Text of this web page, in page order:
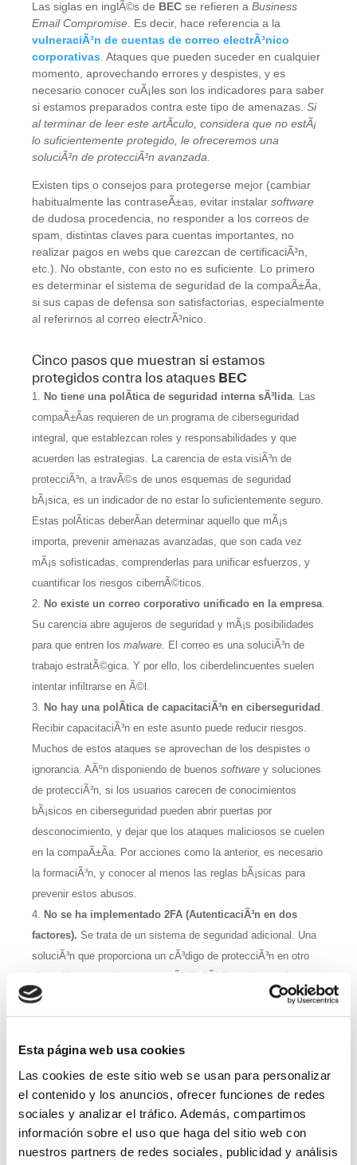
Esta página web usa cookies
Las cookies de este sitio web se usan para personalizar
el contenido y los anuncios, ofrecer funciones de redes
sociales y analizar el tráfico. Además, compartimos
información sobre el uso que haga del sitio web con
nuestros partners de redes sociales, publicidad y análisis
Las siglas en inglÃ©s de BEC se refieren a Business
Email Compromise . Es decir, hace referencia a la
vulneraciÃ³n de cuentas de correo electrÃ³nico
corporativas . Ataques que pueden suceder en cualquier
momento, aprovechando errores y despistes, y es
necesario conocer cuÃ¡les son los indicadores para saber
si estamos preparados contra este tipo de amenazas. Si
al terminar de leer este artÃ­culo, considera que no estÃ¡
lo suficientemente protegido, le ofreceremos una
soluciÃ³n de protecciÃ³n avanzada.
Existen tips o consejos para protegerse mejor (cambiar
habitualmente las contraseÃ±as, evitar instalar software
de dudosa procedencia, no responder a los correos de
spam, distintas claves para cuentas importantes, no
realizar pagos en webs que carezcan de certificaciÃ³n,
etc.). No obstante, con esto no es suficiente. Lo primero
es determinar el sistema de seguridad de la compaÃ±Ã­a,
si sus capas de defensa son satisfactorias, especialmente
al referirnos al correo electrÃ³nico.
Cinco pasos que muestran si estamos
protegidos contra los ataques BEC
No tiene una polÃ­tica de seguridad interna sÃ³lida . Las
compaÃ±Ã­as requieren de un programa de ciberseguridad
integral, que establezcan roles y responsabilidades y que
acuerden las estrategias. La carencia de esta visiÃ³n de
protecciÃ³n, a travÃ©s de unos esquemas de seguridad
bÃ¡sica, es un indicador de no estar lo suficientemente seguro.
Estas polÃ­ticas deberÃ­an determinar aquello que mÃ¡s
importa, prevenir amenazas avanzadas, que son cada vez
mÃ¡s sofisticadas, comprenderlas para unificar esfuerzos, y
cuantificar los riesgos cibernÃ©ticos.
No existe un correo corporativo unificado en la empresa
Su carencia abre agujeros de seguridad y mÃ¡s posibilidades
para que entren los malware . El correo es una soluciÃ³n de
trabajo estratÃ©gica. Y por ello, los ciberdelincuentes suelen
intentar infiltrarse en Ã©l.
No hay una polÃ­tica de capacitaciÃ³n en ciberseguridad
Recibir capacitaciÃ³n en este asunto puede reducir riesgos.
Muchos de estos ataques se aprovechan de los despistes o
ignorancia. AÃºn disponiendo de buenos software y soluciones
de protecciÃ³n, si los usuarios carecen de conocimientos
bÃ¡sicos en ciberseguridad pueden abrir puertas por
desconocimiento, y dejar que los ataques maliciosos se cuelen
en la compaÃ±Ã­a. Por acciones como la anterior, es necesario
la formaciÃ³n, y conocer al menos las reglas bÃ¡sicas para
prevenir estos abusos.
No se ha implementado 2FA (AutenticaciÃ³n en dos
factores). Se trata de un sistema de seguridad adicional. Una
soluciÃ³n que proporciona un cÃ³digo de protecciÃ³n en otro
dispositivo, normalmente un mÃ³vil. CÃ³digos de un solo uso
enviados cada vez que se inicie sesiÃ³n para autentificar al
usuario.
empleados no son satisfactorias
para ser vencidos. En caso contrario, demuestran que existen
agujeros en la seguridad que en cualquier momento puede
aprovechar los ciberdelincuentes. El phishing , o suplantaciÃ³n
de la personalidad, se ha convertido en un gran negocio. Con